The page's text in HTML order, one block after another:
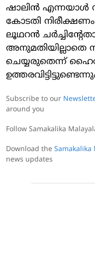
ഷാലിന്‍ എന്നയാള്‍
കോടതി
ലൂഥറന്‍
അനുമതിയില്ലാതെ
ചെയ്യരുതെന്ന്
Subscribe to our
around you
Follow Samakalika
Download the Samakalika
news updates